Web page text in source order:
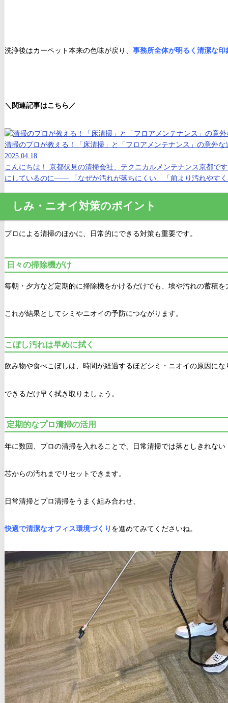
洗浄後はカーペット本来の色味が戻り、 事務所全体が明るく清潔な印
＼関連記事はこちら／
清掃のプロが教える！「床清掃」と「フロアメンテナンス」の意外な
2025.04.18
こんにちは！ 京都伏見の清掃会社、テクニカルメンテナンス京都で
にしているのに―― 「なぜか汚れが落ちにくい」「前より汚れやす
しみ・ニオイ対策のポイント
プロによる清掃のほかに、日常的にできる対策も重要です。
日々の掃除機がけ
毎朝・夕方など定期的に掃除機をかけるだけでも、埃や汚れの蓄積
これが結果としてシミやニオイの予防につながります。
こぼし汚れは早めに拭く
飲み物や食べこぼしは、時間が経過するほどシミ・ニオイの原因にな
できるだけ早く拭き取りましょう。
定期的なプロ清掃の活用
年に数回、プロの清掃を入れることで、日常清掃では落としきれない
芯からの汚れまでリセットできます。
日常清掃とプロ清掃をうまく組み合わせ、
快適で清潔なオフィス環境づくり を進めてみてくださいね。